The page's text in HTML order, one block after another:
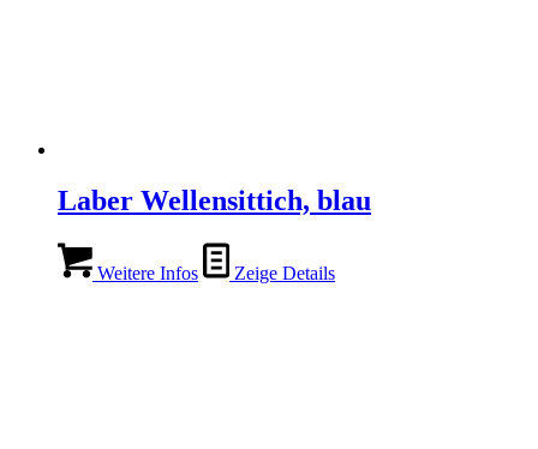
Laber Wellensittich, blau
Weitere Infos Zeige Details